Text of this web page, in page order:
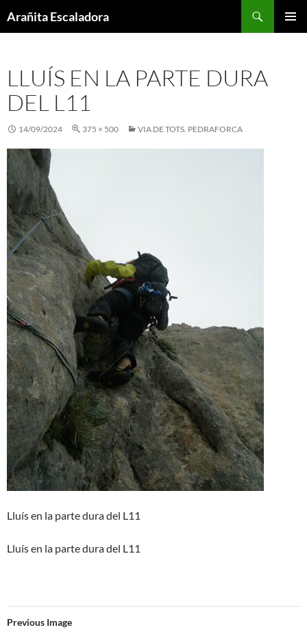
toArañita Escaladora
LLUÍS EN LA PARTE DURA
DEL L11
14/09/2024 375 × 500 VIA DE TOTS. PEDRAFORCA
Lluís en la parte dura del L11
Lluís en la parte dura del L11
Previous Image